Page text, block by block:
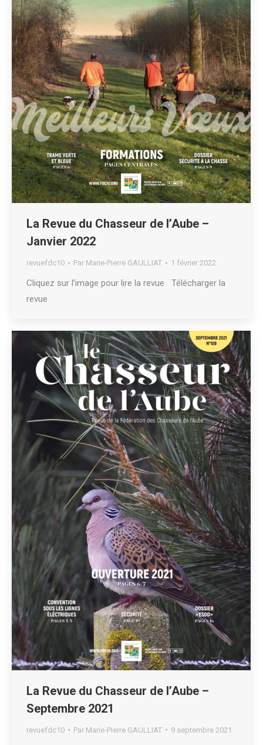
La Revue du Chasseur de l’Aube –
Janvier 2022
revuefdc10 Par Marie-Pierre GAULLIAT 1 février 2022
Cliquez sur l’image pour lire la revue Télécharger la
revue
La Revue du Chasseur de l’Aube –
Septembre 2021
revuefdc10 Par Marie-Pierre GAULLIAT 9 septembre 2021